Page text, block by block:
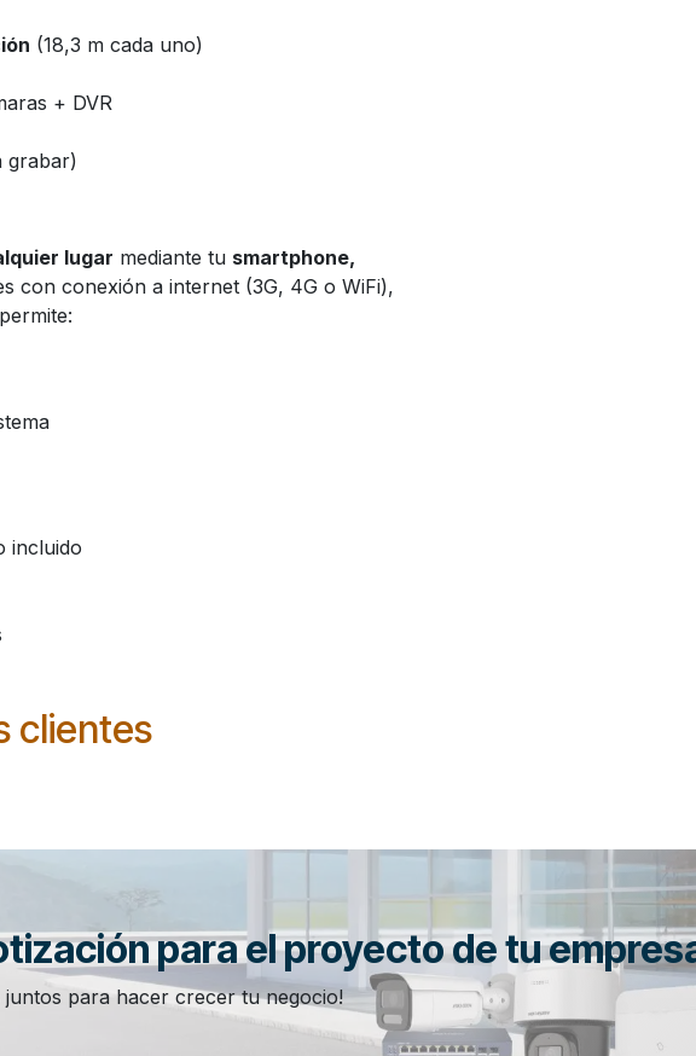
(18,3 m cada uno)
+ DVR
grabar)
lugar mediante tu smartphone,
con conexión a internet (3G, 4G o WiFi),
incluido
clientes
para el proyecto de tu
juntos para hacer crecer tu negocio!